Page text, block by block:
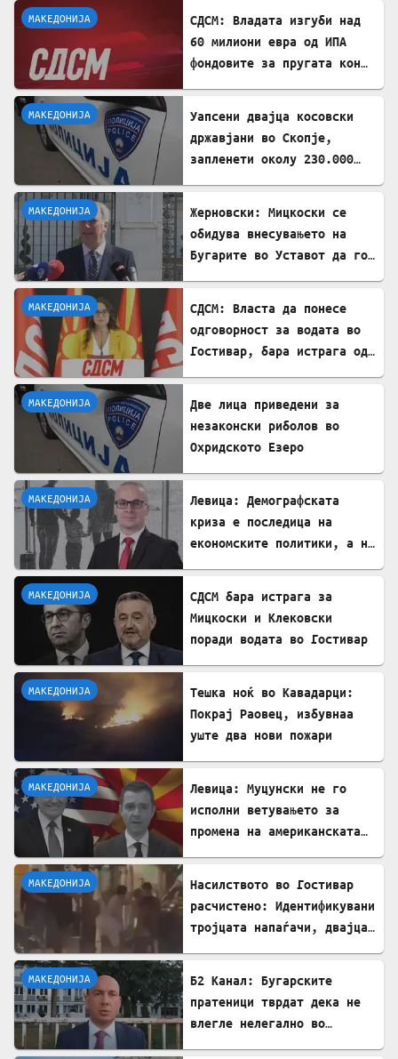
МАКЕДОНИЈА
СДСМ: Владата изгуби над
60 милиони евра од ИПА
фондовите за пругата кон
МАКЕДОНИЈА
Уапсени двајца косовски
државјани во Скопје,
запленети околу 230.000
МАКЕДОНИЈА
Жерновски: Мицкоски се
обидува внесувањето на
Бугарите во Уставот да го
МАКЕДОНИЈА
СДСМ: Власта да понесе
одговорност за водата во
Гостивар, бара истрага од
МАКЕДОНИЈА
Две лица приведени за
незаконски риболов во
Охридското Езеро
МАКЕДОНИЈА
Левица: Демографската
криза е последица на
економските политики, а не
МАКЕДОНИЈА
СДСМ бара истрага за
Мицкоски и Клековски
поради водата во Гостивар
МАКЕДОНИЈА
Тешка ноќ во Кавадарци:
Покрај Раовец, избувнаа
уште два нови пожари
МАКЕДОНИЈА
Левица: Муцунски не го
исполни ветувањето за
промена на американската
МАКЕДОНИЈА
Насилството во Гостивар
расчистено: Идентификувани
тројцата напаѓачи, двајца
МАКЕДОНИЈА
Б2 Канал: Бугарските
пратеници тврдат дека не
влегле нелегално во